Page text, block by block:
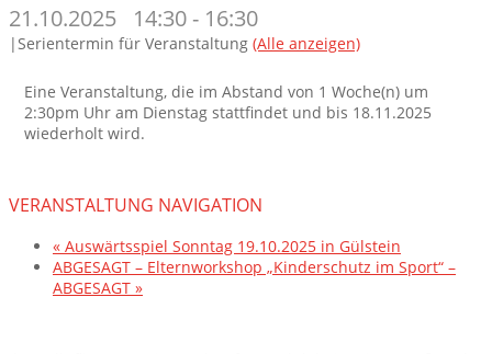
21.10.2025 14:30 - 16:30
|Serientermin für Veranstaltung (Alle anzeigen)
Eine Veranstaltung, die im Abstand von 1 Woche(n) um
2:30pm Uhr am Dienstag stattfindet und bis 18.11.2025
wiederholt wird.
VERANSTALTUNG NAVIGATION
« Auswärtsspiel Sonntag 19.10.2025 in Gülstein
ABGESAGT – Elternworkshop „Kinderschutz im Sport“ –
ABGESAGT »